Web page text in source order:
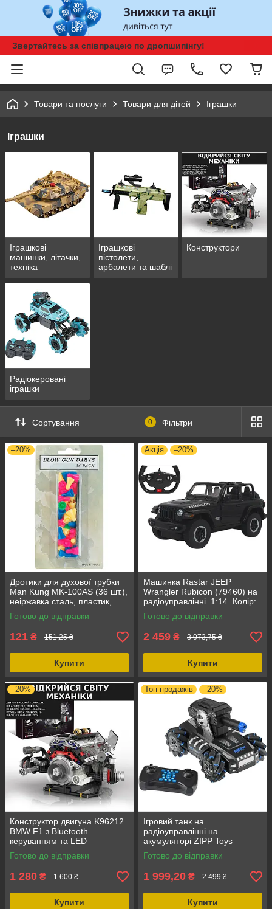
Звертайтесь за співпрацею по дропшипінгу!
Товари та послуги Товари для дітей Іграшки
Іграшки
Іграшкові
машинки, літачки,
техніка
Іграшкові
пістолети,
арбалети та шаблі
Конструктори
Радіокеровані
іграшки
Сортування 0 Фільтри
–20%
Дротики для духової трубки
Man Kung MK-100AS (36 шт.),
неіржавка сталь, пластик,
легкі та зручні
Готово до відправки
121 ₴ 151,25 ₴
Купити
Акція –20%
Машинка Rastar JEEP
Wrangler Rubicon (79460) на
радіоуправлінні. 1:14. Колір:
чорний. Масштаб 1:14,
швидкість до 10 км/г.
Готово до відправки
2 459 ₴ 3 073,75 ₴
Купити
–20%
Конструктор двигуна K96212
BMW F1 з Bluetooth
керуванням та LED
підсвіткою, 664 деталі —
STEM модель двигуна для
Готово до відправки
1 280 ₴ 1 600 ₴
Купити
Топ продажів –20%
Ігровий танк на
радіоуправлінні на
акумуляторі ZIPP Toys
SwiftRecon з м'якими
гелевими кулями, 4x4,
Готово до відправки
1 999,20 ₴ 2 499 ₴
Купити